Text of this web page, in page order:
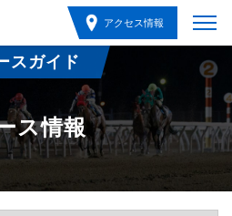
アクセス情報
スガイド
ス情報